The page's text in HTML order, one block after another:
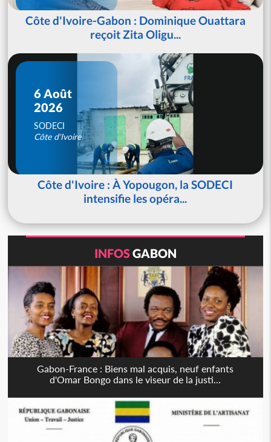
Côte d'Ivoire-Gabon : Dominique Ouattara
reçoit Zita Oligu...
6 Août
2026
SODECI
Côte d'Ivoire
Côte d'Ivoire : À Yopougon, la SODECI
intensifie les opéra...
INFOSGABON
Gabon-France : Biens mal acquis, neuf enfants
d'Omar Bongo dans le viseur de la justi...